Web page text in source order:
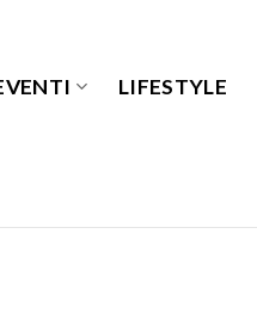
LIFESTYLE